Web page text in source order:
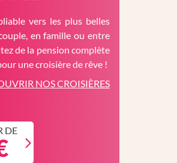
vers les plus belles
en famille ou entre
de la pension complète
une croisière de rêve !
NOS CROISIÈRES
DE